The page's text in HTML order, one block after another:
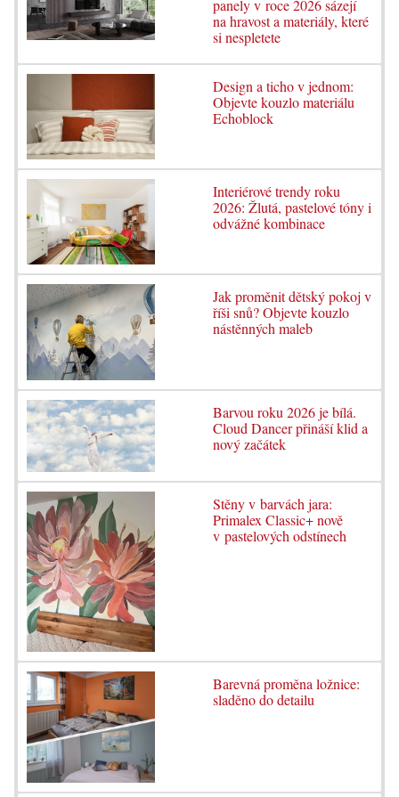
panely v roce 2026 sázejí
na hravost a materiály, které
si nespletete
Design a ticho v jednom:
Objevte kouzlo materiálu
Echoblock
Interiérové trendy roku
2026: Žlutá, pastelové tóny i
odvážné kombinace
Jak proměnit dětský pokoj v
říši snů? Objevte kouzlo
nástěnných maleb
Barvou roku 2026 je bílá.
Cloud Dancer přináší klid a
nový začátek
Stěny v barvách jara:
Primalex Classic+ nově
v pastelových odstínech
Barevná proměna ložnice:
sladěno do detailu